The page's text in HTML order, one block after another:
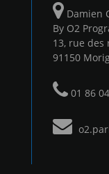
Damien
By O2
13, rue des
91150
01 86